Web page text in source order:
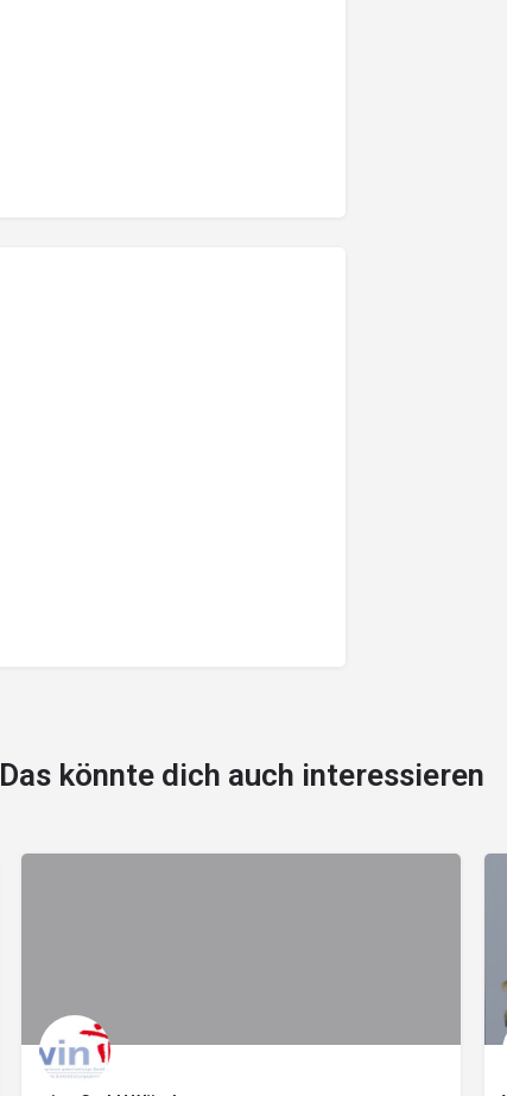
Das könnte dich auch interessieren